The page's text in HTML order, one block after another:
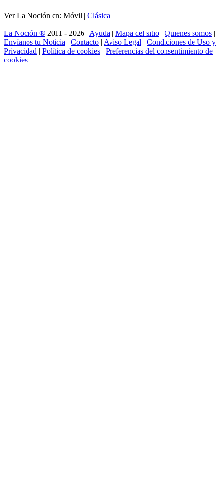
Ver La Noción en: Móvil | Clásica
La Noción ® 2011 - 2026 | Ayuda | Mapa del sitio | Quienes somos |
Envíanos tu Noticia | Contacto | Aviso Legal | Condiciones de Uso y
Privacidad | Política de cookies | Preferencias del consentimiento de
cookies